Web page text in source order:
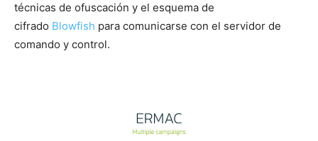
técnicas de ofuscación y el esquema de
cifrado Blowfish para comunicarse con el servidor de
comando y control.